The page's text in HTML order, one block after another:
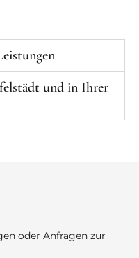
und in Ihrer
oder Anfragen zur